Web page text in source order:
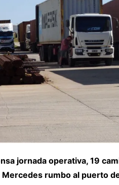
jornada operativa, 19
rumbo al puerto